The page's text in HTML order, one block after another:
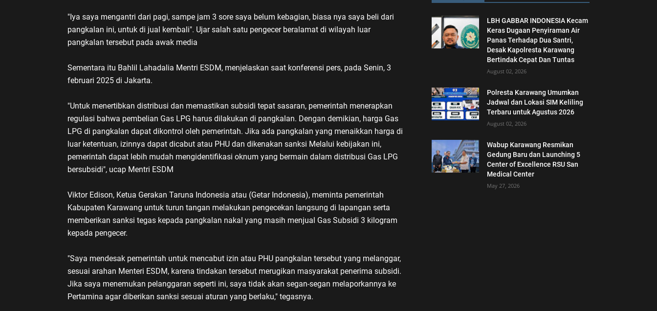
"Iya saya mengantri dari pagi, sampe jam 3 sore saya belum kebagian, biasa nya saya beli dari
pangkalan ini, untuk di jual kembali". Ujar salah satu pengecer beralamat di wilayah luar
pangkalan tersebut pada awak media
Sementara itu Bahlil Lahadalia Mentri ESDM, menjelaskan saat konferensi pers, pada Senin, 3
februari 2025 di Jakarta.
"Untuk menertibkan distribusi dan memastikan subsidi tepat sasaran, pemerintah menerapkan
regulasi bahwa pembelian Gas LPG harus dilakukan di pangkalan. Dengan demikian, harga Gas
LPG di pangkalan dapat dikontrol oleh pemerintah. Jika ada pangkalan yang menaikkan harga di
luar ketentuan, izinnya dapat dicabut atau PHU dan dikenakan sanksi Melalui kebijakan ini,
pemerintah dapat lebih mudah mengidentifikasi oknum yang bermain dalam distribusi Gas LPG
bersubsidi", ucap Mentri ESDM
Viktor Edison, Ketua Gerakan Taruna Indonesia atau (Getar Indonesia), meminta pemerintah
Kabupaten Karawang untuk turun tangan melakukan pengecekan langsung di lapangan serta
memberikan sanksi tegas kepada pangkalan nakal yang masih menjual Gas Subsidi 3 kilogram
kepada pengecer.
"Saya mendesak pemerintah untuk mencabut izin atau PHU pangkalan tersebut yang melanggar,
sesuai arahan Menteri ESDM, karena tindakan tersebut merugikan masyarakat penerima subsidi.
Jika saya menemukan pelanggaran seperti ini, saya tidak akan segan-segan melaporkannya ke
Pertamina agar diberikan sanksi sesuai aturan yang berlaku," tegasnya.
LBH GABBAR INDONESIA Kecam
Keras Dugaan Penyiraman Air
Panas Terhadap Dua Santri,
Desak Kapolresta Karawang
Bertindak Cepat Dan Tuntas
August 02, 2026
Polresta Karawang Umumkan
Jadwal dan Lokasi SIM Keliling
Terbaru untuk Agustus 2026
August 02, 2026
Wabup Karawang Resmikan
Gedung Baru dan Launching 5
Center of Excellence RSU San
Medical Center
May 27, 2026